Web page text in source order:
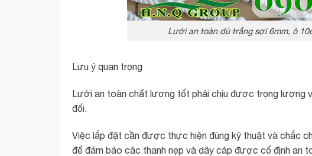
Lưới an toàn dù trắng sợi 6mm, ô
Lưu ý quan trọng
Lưới an toàn chất lượng tốt phải chịu được trọng lượng
đối.
Việc lắp đặt cần được thực hiện đúng kỹ thuật và chắc
để đảm bảo các thanh nẹp và dây cáp được cố định an